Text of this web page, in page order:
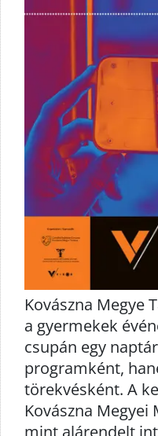
Kovászna Megye
a gyermekek
csupán egy
programként,
törekvésként. A
Kovászna Megyei
mint alárendelt